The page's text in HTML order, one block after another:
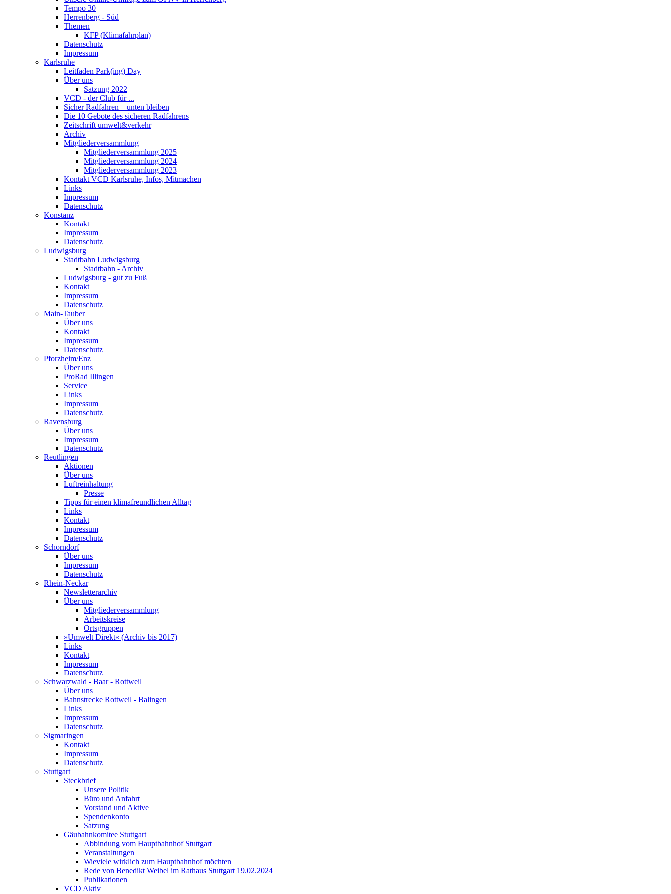
Tempo 30
Herrenberg - Süd
Themen
KFP (Klimafahrplan)
Datenschutz
Impressum
Karlsruhe
Leitfaden Park(ing) Day
Über uns
Satzung 2022
VCD - der Club für ...
Sicher Radfahren – unten bleiben
Die 10 Gebote des sicheren Radfahrens
Zeitschrift umwelt&verkehr
Archiv
Mitgliederversammlung
Mitgliederversammlung 2025
Mitgliederversammlung 2024
Mitgliederversammlung 2023
Kontakt VCD Karlsruhe, Infos, Mitmachen
Links
Impressum
Datenschutz
Konstanz
Kontakt
Impressum
Datenschutz
Ludwigsburg
Stadtbahn Ludwigsburg
Stadtbahn - Archiv
Ludwigsburg - gut zu Fuß
Kontakt
Impressum
Datenschutz
Main-Tauber
Über uns
Kontakt
Impressum
Datenschutz
Pforzheim/Enz
Über uns
ProRad Illingen
Service
Links
Impressum
Datenschutz
Ravensburg
Über uns
Impressum
Datenschutz
Reutlingen
Aktionen
Über uns
Luftreinhaltung
Presse
Tipps für einen klimafreundlichen Alltag
Links
Kontakt
Impressum
Datenschutz
Schorndorf
Über uns
Impressum
Datenschutz
Rhein-Neckar
Newsletterarchiv
Über uns
Mitgliederversammlung
Arbeitskreise
Ortsgruppen
»Umwelt Direkt« (Archiv bis 2017)
Links
Kontakt
Impressum
Datenschutz
Schwarzwald - Baar - Rottweil
Über uns
Bahnstrecke Rottweil - Balingen
Links
Impressum
Datenschutz
Sigmaringen
Kontakt
Impressum
Datenschutz
Stuttgart
Steckbrief
Unsere Politik
Büro und Anfahrt
Vorstand und Aktive
Spendenkonto
Satzung
Gäubahnkomitee Stuttgart
Abbindung vom Hauptbahnhof Stuttgart
Veranstaltungen
Wieviele wirklich zum Hauptbahnhof möchten
Rede von Benedikt Weibel im Rathaus Stuttgart 19.02.2024
Publikationen
VCD Aktiv